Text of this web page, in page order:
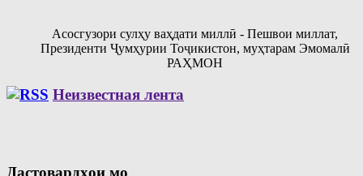
Асосгузори сулҳу ваҳдати миллӣ - Пешвои миллат,
Президенти Ҷумҳурии Тоҷикистон, муҳтарам Эмомалӣ
РАҲМОН
Неизвестная лента
Дастовардҳои мо